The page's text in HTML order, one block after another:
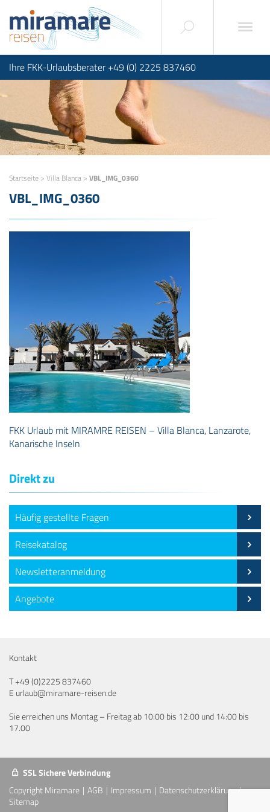
Ihre FKK-Urlaubsberater +49 (0) 2225 837460
Startseite > Villa Blanca > VBL_IMG_0360
VBL_IMG_0360
FKK Urlaub mit MIRAMRE REISEN – Villa Blanca, Lanzarote,
Kanarische Inseln
Direkt zu
Häufig gestellte Fragen
Reisekatalog
Newsletteranmeldung
Angebote
Kontakt
T+49 (0)2225 837460
E urlaub@miramare-reisen.de
Sie erreichen uns Montag – Freitag ab 10:00 bis 12:00 und 14:00 bis
17.00
SSL Sichere Verbindung
Copyright Miramare
AGB Impressum
Datenschutzerklärung
Sitemap